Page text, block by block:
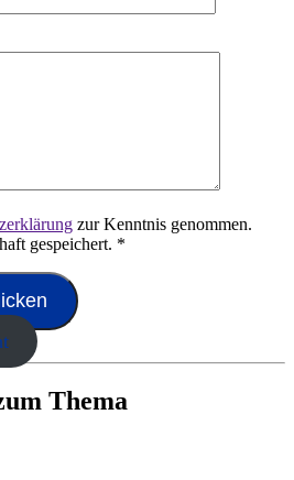
zur Kenntnis genommen.
gespeichert. *
Thema